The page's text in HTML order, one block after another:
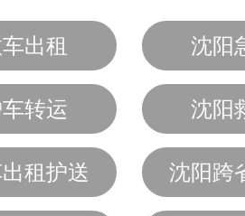
出租 沈阳
转运 沈阳
租护送 沈阳跨